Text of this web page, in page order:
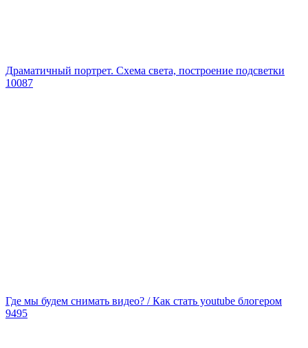
Драматичный портрет. Схема света, построение подсветки
10087
Где мы будем снимать видео? / Как стать youtube блогером
9495